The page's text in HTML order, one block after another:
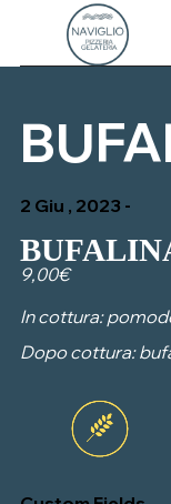
content
CONTATTI
IL NOSTRO MENU’
2 Giu , 2023 -
9,00€
In cottura:
Dopo cottura: